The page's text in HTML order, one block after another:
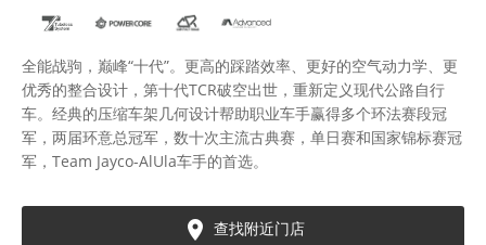
全能战驹，巅峰“十代”。更高的踩踏效率、更好的空气动力学、更
优秀的整合设计，第十代TCR破空出世，重新定义现代公路自行
车。经典的压缩车架几何设计帮助职业车手赢得多个环法赛段冠
军，两届环意总冠军，数十次主流古典赛，单日赛和国家锦标赛冠
军，Team Jayco-AlUla车手的首选。
 查找附近门店